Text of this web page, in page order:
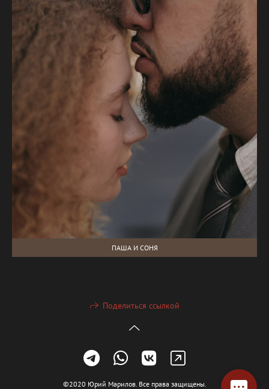
ПАША И СОНЯ
Поделиться ссылкой
©2020 Юрий Марилов. Все права защищены.